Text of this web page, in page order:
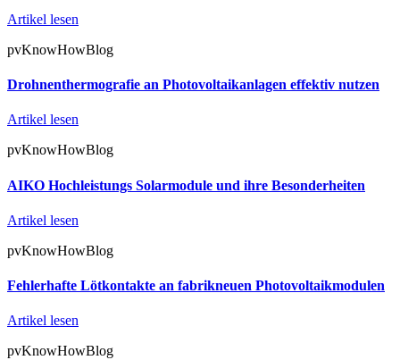
Artikel lesen
pvKnowHowBlog
Drohnenthermografie an Photovoltaikanlagen effektiv nutzen
Artikel lesen
pvKnowHowBlog
AIKO Hochleistungs Solarmodule und ihre Besonderheiten
Artikel lesen
pvKnowHowBlog
Fehlerhafte Lötkontakte an fabrikneuen Photovoltaikmodulen
Artikel lesen
pvKnowHowBlog